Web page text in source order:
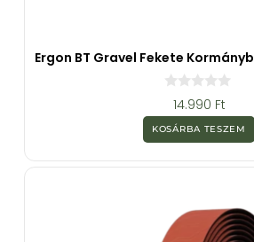
Ergon BT Gravel Fekete
z
5
b
14.990 Ft
KOSÁRBA TESZEM